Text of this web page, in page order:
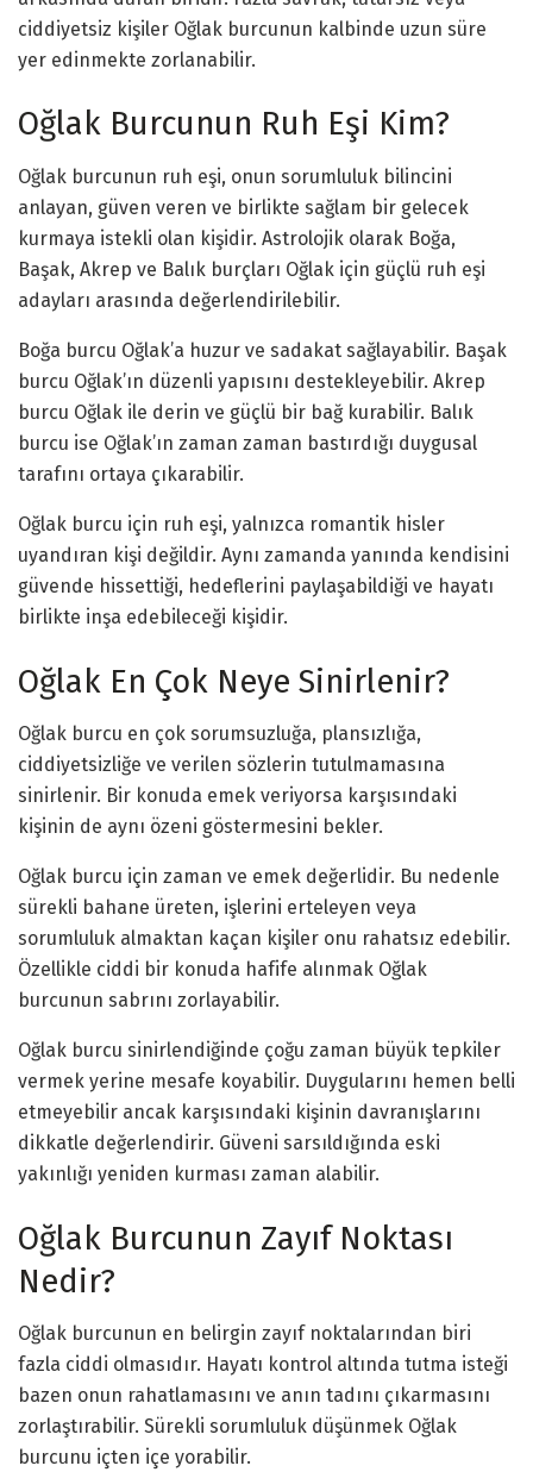
ciddiyetsiz kişiler Oğlak burcunun kalbinde uzun süre
yer edinmekte zorlanabilir.
Oğlak Burcunun Ruh Eşi Kim?
Oğlak burcunun ruh eşi, onun sorumluluk bilincini
anlayan, güven veren ve birlikte sağlam bir gelecek
kurmaya istekli olan kişidir. Astrolojik olarak Boğa,
Başak, Akrep ve Balık burçları Oğlak için güçlü ruh eşi
adayları arasında değerlendirilebilir.
Boğa burcu Oğlak’a huzur ve sadakat sağlayabilir. Başak
burcu Oğlak’ın düzenli yapısını destekleyebilir. Akrep
burcu Oğlak ile derin ve güçlü bir bağ kurabilir. Balık
burcu ise Oğlak’ın zaman zaman bastırdığı duygusal
tarafını ortaya çıkarabilir.
Oğlak burcu için ruh eşi, yalnızca romantik hisler
uyandıran kişi değildir. Aynı zamanda yanında kendisini
güvende hissettiği, hedeflerini paylaşabildiği ve hayatı
birlikte inşa edebileceği kişidir.
Oğlak En Çok Neye Sinirlenir?
Oğlak burcu en çok sorumsuzluğa, plansızlığa,
ciddiyetsizliğe ve verilen sözlerin tutulmamasına
sinirlenir. Bir konuda emek veriyorsa karşısındaki
kişinin de aynı özeni göstermesini bekler.
Oğlak burcu için zaman ve emek değerlidir. Bu nedenle
sürekli bahane üreten, işlerini erteleyen veya
sorumluluk almaktan kaçan kişiler onu rahatsız edebilir.
Özellikle ciddi bir konuda hafife alınmak Oğlak
burcunun sabrını zorlayabilir.
Oğlak burcu sinirlendiğinde çoğu zaman büyük tepkiler
vermek yerine mesafe koyabilir. Duygularını hemen belli
etmeyebilir ancak karşısındaki kişinin davranışlarını
dikkatle değerlendirir. Güveni sarsıldığında eski
yakınlığı yeniden kurması zaman alabilir.
Oğlak Burcunun Zayıf Noktası
Nedir?
Oğlak burcunun en belirgin zayıf noktalarından biri
fazla ciddi olmasıdır. Hayatı kontrol altında tutma isteği
bazen onun rahatlamasını ve anın tadını çıkarmasını
zorlaştırabilir. Sürekli sorumluluk düşünmek Oğlak
burcunu içten içe yorabilir.